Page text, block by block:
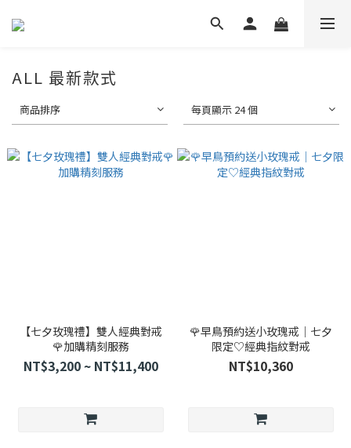
ALL 最新款式
商品排序 每頁顯示 24 個
【七夕玫瑰禮】雙人經典對戒
🌹加購精刻服務
NT$3,200 ~ NT$11,400
🌹早鳥預約送小玫瑰戒｜七夕
限定♡經典指紋對戒
NT$10,360